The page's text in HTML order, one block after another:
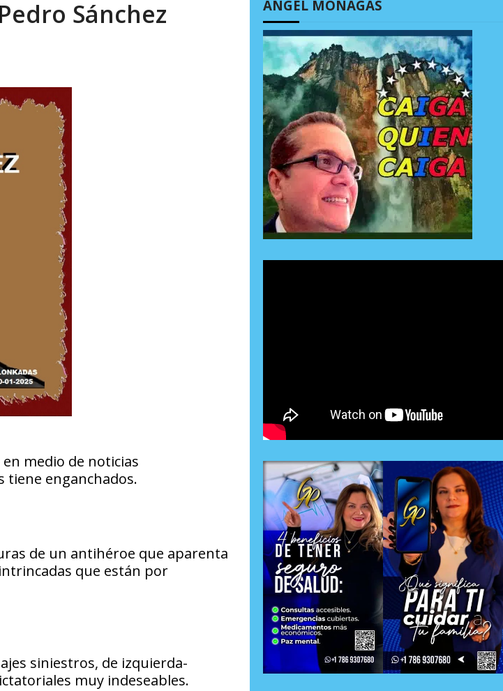
AGOSTO 6, 2026
Sánchez
medio de noticias
tiene enganchados.
de un antihéroe que aparenta
que están por
siniestros, de izquierda-
muy indeseables.
ÁNGEL MONAGAS